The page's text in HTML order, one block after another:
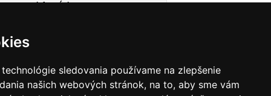
sledovania používame na zlepšenie
našich webových stránok, na to, aby sme vám
Informácie
Garancie a záruky
VEGAS Group